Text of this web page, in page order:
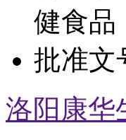
健食品
批准文
洛阳康华